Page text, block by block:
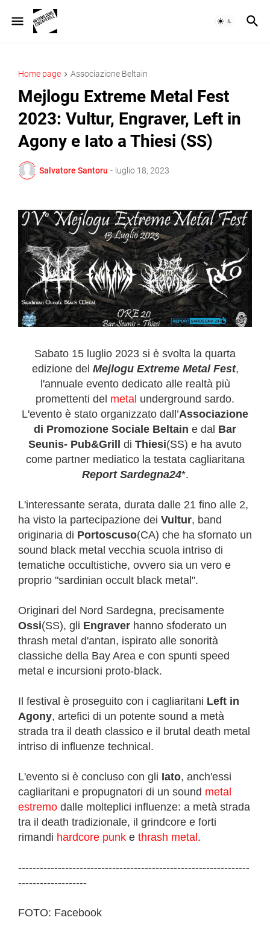
Home page Associazione Beltain
Mejlogu Extreme Metal Fest
2023: Vultur, Engraver, Left in
Agony e Iato a Thiesi (SS)
Salvatore Santoru - luglio 18, 2023
Sabato 15 luglio 2023 si è svolta la quarta
edizione del Mejlogu Extreme Metal Fest,
l'annuale evento dedicato alle realtà più
promettenti del metal underground sardo.
L'evento è stato organizzato dall’Associazione
di Promozione Sociale Beltain e dal Bar
Seunis- Pub&Grill
di Thiesi(SS) e ha avuto
come partner mediatico la testata cagliaritana
Report Sardegna24*.
L'interessante serata, durata dalle 21 fino alle 2,
ha visto la partecipazione dei Vultur, band
originaria di Portoscuso(CA) che ha sfornato un
sound black metal vecchia scuola intriso di
tematiche occultistiche, ovvero sia un vero e
proprio "sardinian occult black metal".
Originari del Nord Sardegna, precisamente
Ossi(SS), gli Engraver hanno sfoderato un
thrash metal d'antan, ispirato alle sonorità
classiche della Bay Area e con spunti speed
metal e incursioni proto-black.
Il festival è proseguito con i cagliaritani Left in
Agony, artefici di un potente sound a metà
strada tra il death classico e il brutal death metal
intriso di influenze technical.
L'evento si è concluso con gli Iato, anch'essi
cagliaritani e propugnatori di un sound metal
estremo dalle molteplici influenze: a metà strada
tra il death tradizionale, il grindcore e forti
rimandi hardcore punk e thrash metal .
----------------------------------------------------------------
-------------------
FOTO: Facebook